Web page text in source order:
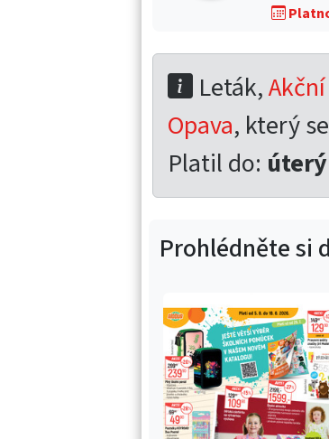
Leták,
Opava, který
Platil do:
Prohlédněte si